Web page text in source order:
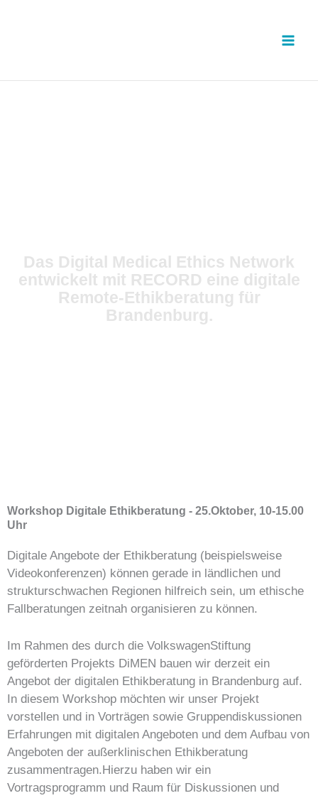
Das Digital Medical Ethics Network
entwickelt mit RECORD eine digitale
Remote-Ethikberatung für
Brandenburg.
Workshop Digitale Ethikberatung - 25.Oktober, 10-15.00
Uhr
Digitale Angebote der Ethikberatung (beispielsweise
Videokonferenzen) können gerade in ländlichen und
strukturschwachen Regionen hilfreich sein, um ethische
Fallberatungen zeitnah organisieren zu können.
Im Rahmen des durch die VolkswagenStiftung
geförderten Projekts DiMEN bauen wir derzeit ein
Angebot der digitalen Ethikberatung in Brandenburg auf.
In diesem Workshop möchten wir unser Projekt
vorstellen und in Vorträgen sowie Gruppendiskussionen
Erfahrungen mit digitalen Angeboten und dem Aufbau von
Angeboten der außerklinischen Ethikberatung
zusammentragen.Hierzu haben wir ein
Vortragsprogramm und Raum für Diskussionen und